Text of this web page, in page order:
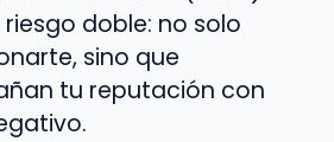
doble: no solo
sino que
tu reputación con